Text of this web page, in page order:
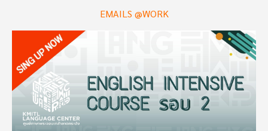
EMAILS @WORK